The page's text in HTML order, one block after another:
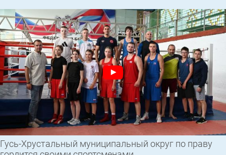
Гусь-Хрустальный муниципальный округ по праву